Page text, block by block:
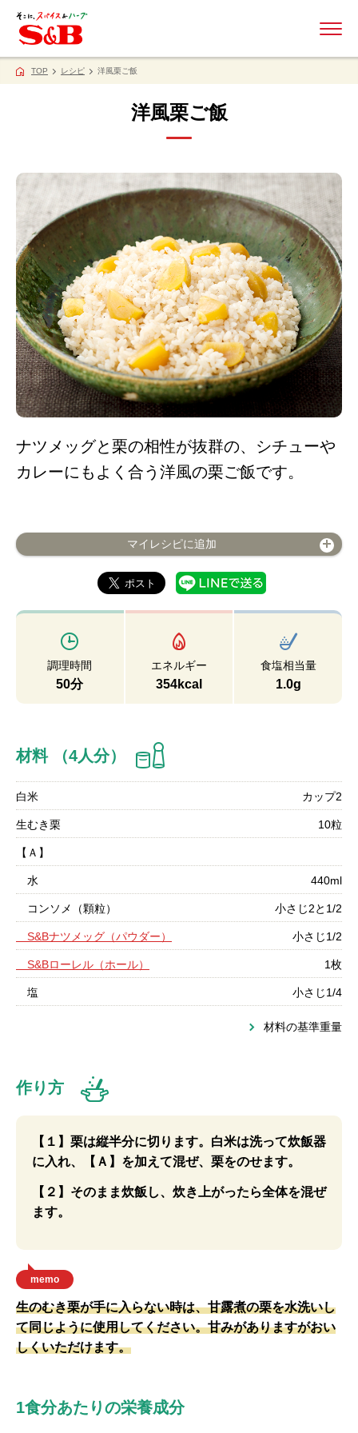
TOP レシピ 洋風栗ご飯
洋風栗ご飯
ナツメッグと栗の相性が抜群の、シチューや
カレーにもよく合う洋風の栗ご飯です。
マイレシピに追加
調理時間
50分
エネルギー
354kcal
食塩相当量
1.0g
材料 （4人分）
白米 カップ2
生むき栗 10粒
【Ａ】
水 440ml
コンソメ（顆粒） 小さじ2と1/2
S&Bナツメッグ（パウダー） 小さじ1/2
S&Bローレル（ホール） 1枚
塩 小さじ1/4
材料の基準重量
作り方
【１】栗は縦半分に切ります。白米は洗って炊飯器
に入れ、【Ａ】を加えて混ぜ、栗をのせます。
【２】そのまま炊飯し、炊き上がったら全体を混ぜ
ます。
memo
生のむき栗が手に入らない時は、甘露煮の栗を水洗いし
て同じように使用してください。甘みがありますがおい
しくいただけます。
1食分あたりの栄養成分